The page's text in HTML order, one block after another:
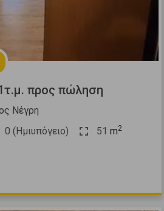
προς πώληση
Νέγρη
0 (Ημιυπόγειο) 51 m2